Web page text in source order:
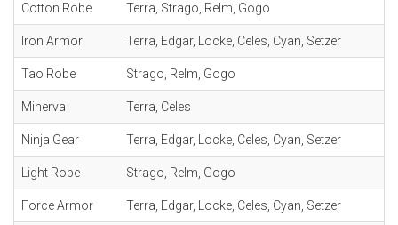
Cotton Robe Terra, Strago, Relm, Gogo
Iron Armor Terra, Edgar, Locke, Celes, Cyan, Setzer
Tao Robe Strago, Relm, Gogo
Minerva Terra, Celes
Ninja Gear Terra, Edgar, Locke, Celes, Cyan, Setzer
Light Robe Strago, Relm, Gogo
Force Armor Terra, Edgar, Locke, Celes, Cyan, Setzer